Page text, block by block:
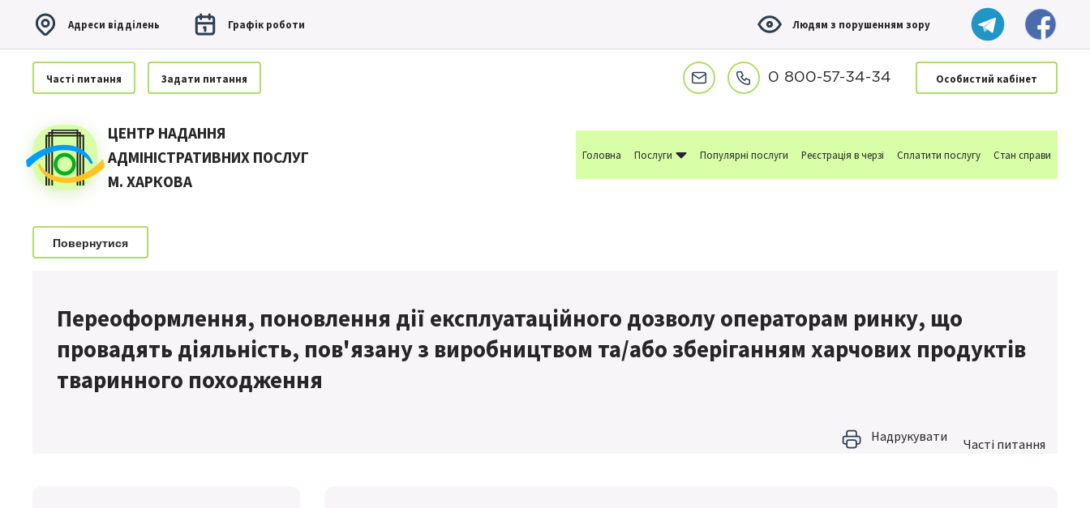
Адреси вiддiлень Графiк роботи Людям з порушенням зору
Частi питання Задати питання 0 800-57-34-34 Особистий кабінет
ЦЕНТР НАДАННЯ
АДМІНІСТРАТИВНИХ ПОСЛУГ
М. ХАРКОВА
Головна Послуги Популярні послуги Реєстрація в черзі Сплатити послугу Стан справи
Повернутися
Надрукувати Частi питання
Переоформлення, поновлення дії експлуатаційного дозволу операторам ринку, що
провадять діяльність, пов'язану з виробництвом та/або зберіганням харчових продуктів
тваринного походження